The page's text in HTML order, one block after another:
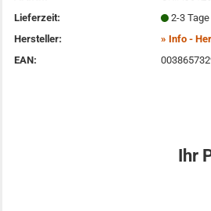
Lieferzeit:
2-3 Tage
Hersteller:
» Info -
EAN:
Ihr